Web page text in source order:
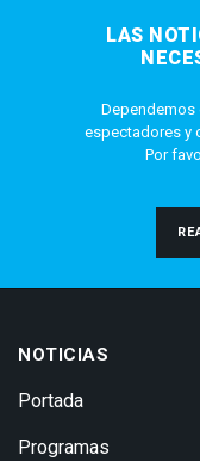
LAS
Dependemos
espectadores y
Por
NOTICIAS
Portada
Programas